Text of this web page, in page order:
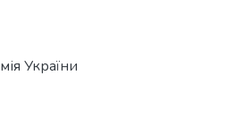
України